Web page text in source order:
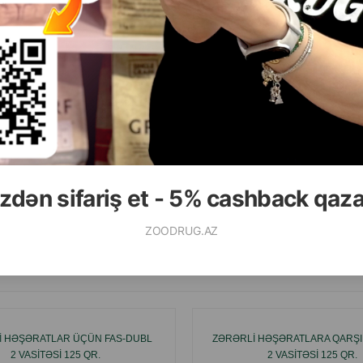
sifariş et - 5% cashback
ZOODRUG.AZ
( Rəylər)
Qiymət
Almaq
169.99
ALMAQ
ÜÇÜN FAS-DUBL
2 VASITƏSI 125 QR.
ZƏRƏRLI HƏŞƏRATLARA QARŞI
2 VASITƏSI 125 QR.